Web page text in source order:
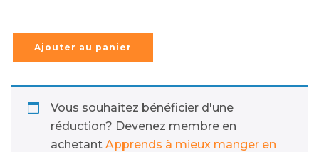
Ajouter au panier
Vous souhaitez bénéficier d'une
réduction? Devenez membre en
achetant Apprends à mieux manger en